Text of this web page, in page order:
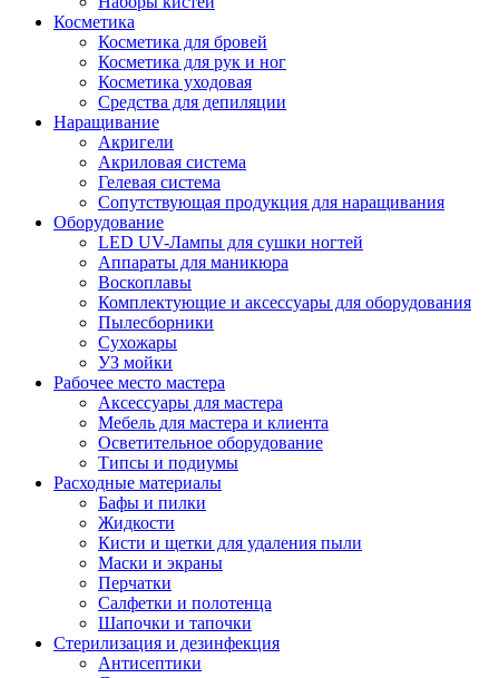
Косметика
Косметика для бровей
Косметика для рук и ног
Косметика уходовая
Средства для депиляции
Наращивание
Акригели
Акриловая система
Гелевая система
Сопутствующая продукция для наращивания
Оборудование
LED UV-Лампы для сушки ногтей
Аппараты для маникюра
Воскоплавы
Комплектующие и аксессуары для оборудования
Пылесборники
Сухожары
УЗ мойки
Рабочее место мастера
Аксессуары для мастера
Мебель для мастера и клиента
Осветительное оборудование
Типсы и подиумы
Расходные материалы
Бафы и пилки
Жидкости
Кисти и щетки для удаления пыли
Маски и экраны
Перчатки
Салфетки и полотенца
Шапочки и тапочки
Стерилизация и дезинфекция
Антисептики